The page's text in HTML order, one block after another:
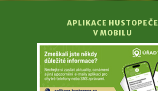
APLIKACE HUSTOPEČE
V MOBILU